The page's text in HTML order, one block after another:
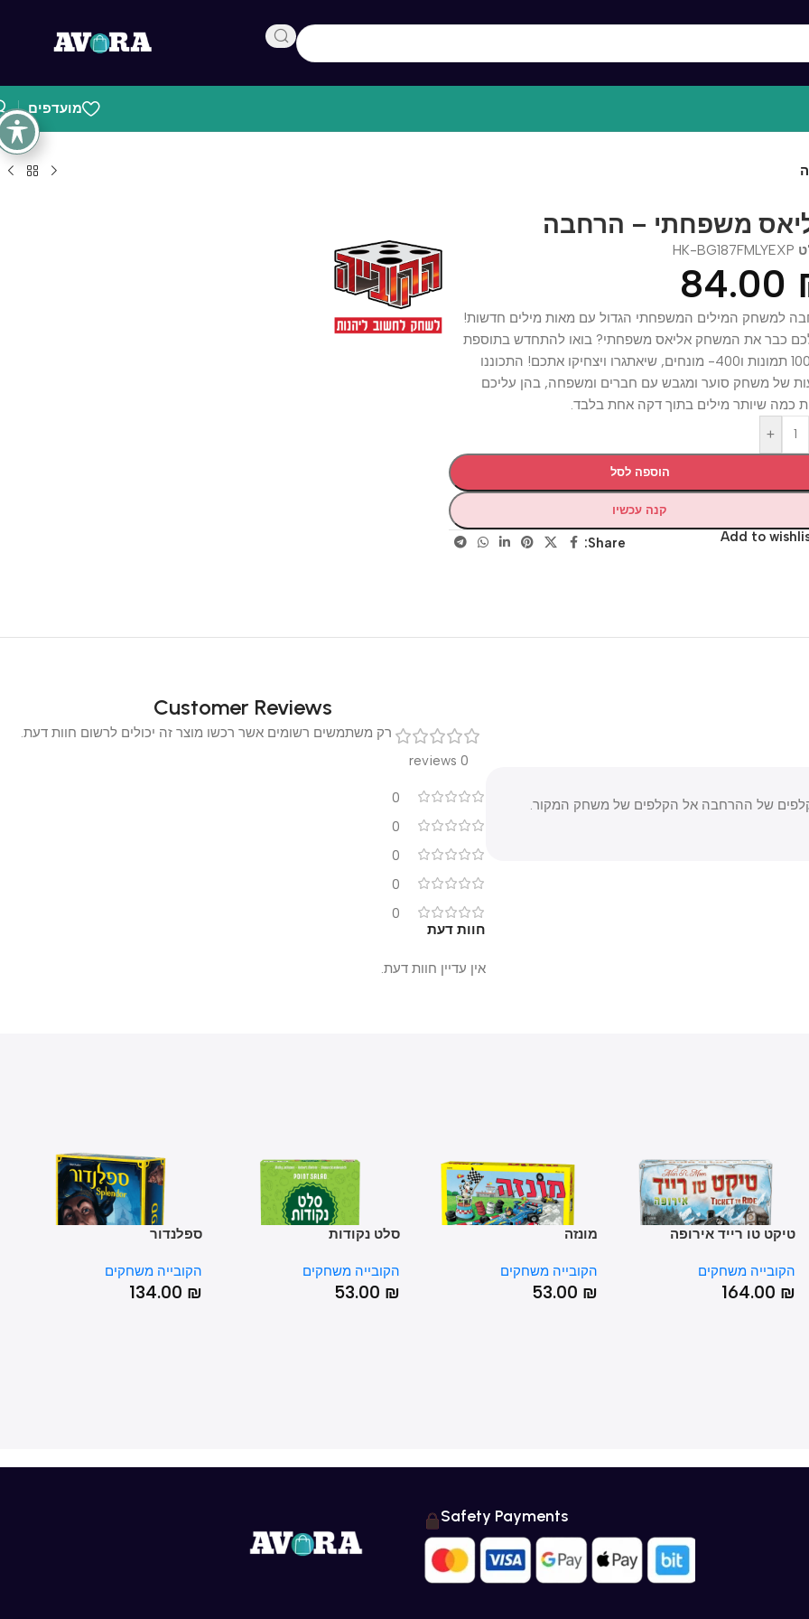
מועדפים
משפחתי – הרחבה
HK-
המילים המשפחתי הגדול עם מאות מילים חדשות!
כבר את המשחק אליאס משפחתי? בואו להתחדש בתוספת
של 100 תמונות ו400- מונחים, שיאתגרו ויצחיקו אתכם! התכוננו
משחק סוער ומגבש עם חברים ומשפחה, בהן עליכם
שיותר מילים בתוך דקה אחת בלבד.
+
הוספה לסל
קנה עכשיו
Add to
Share:
של ההרחבה אל הקלפים של משחק המקור.
Customer Reviews
0
0
0
0
0
חוות דעת
אין עדיין חוות דעת.
רק משתמשים רשומים אשר רכשו מוצר זה יכולים לרשום חוות דעת.
טו רייד אירופה
משחקים
164.00
מונזה
הקובייה משחקים
53.00
סלט נקודות
הקובייה משחקים
53.00
ספלנדור
הקובייה משחקים
134.00
Safety Payments